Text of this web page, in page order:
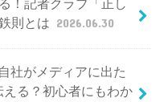
！記者クラブ「正し
則とは 2026.06.30
社がメディアに出た
える？初心者にもわか